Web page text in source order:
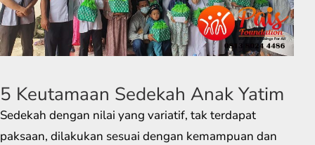
5 Keutamaan Sedekah Anak Yatim
Sedekah dengan nilai yang variatif, tak terdapat
paksaan, dilakukan sesuai dengan kemampuan dan